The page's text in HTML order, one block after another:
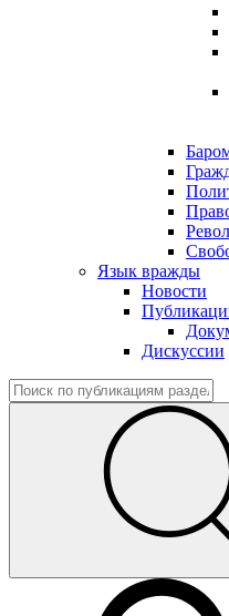
Язык вражды
Новости
Дискуссии